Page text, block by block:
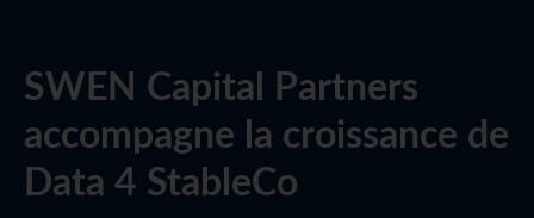
SWEN Capital Partners
accompagne la croissance de
Data 4 StableCo